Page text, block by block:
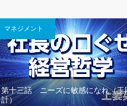
マネジメント
第十三話 ニーズに敏感になれ（玉
計）